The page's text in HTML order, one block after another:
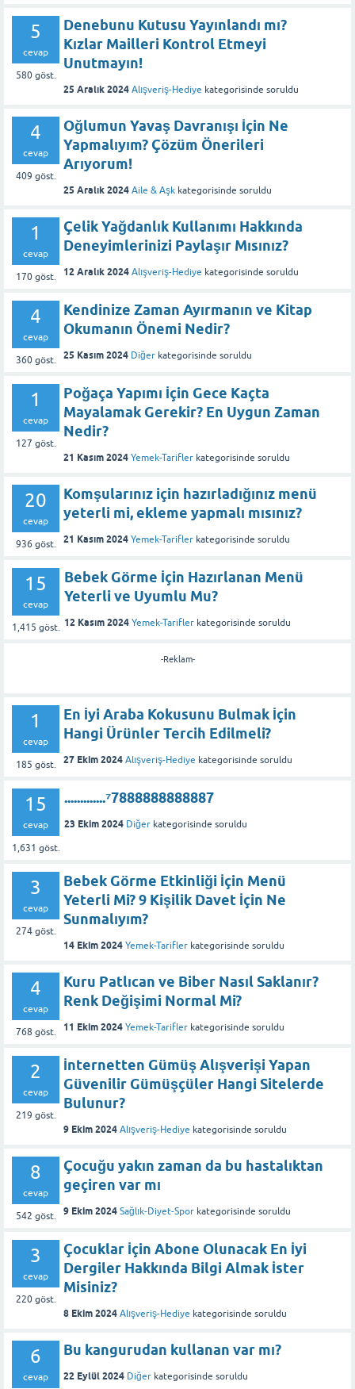
5
cevap
580göst.
Denebunu Kutusu Yayınlandı mı?
Kızlar Mailleri Kontrol Etmeyi
Unutmayın!
25 Aralık 2024 Alışveriş-Hediye kategorisinde soruldu
4
cevap
409 göst.
Oğlumun Yavaş Davranışı İçin Ne
Yapmalıyım? Çözüm Önerileri
Arıyorum!
25 Aralık 2024 Aile & Aşk kategorisinde soruldu
1
cevap
170göst.
Çelik Yağdanlık Kullanımı Hakkında
Deneyimlerinizi Paylaşır Mısınız?
12 Aralık 2024 Alışveriş-Hediye kategorisinde soruldu
4
cevap
360göst.
Kendinize Zaman Ayırmanın ve Kitap
Okumanın Önemi Nedir?
25 Kasım 2024 Diğer kategorisinde soruldu
1
cevap
127 göst.
Poğaça Yapımı İçin Gece Kaçta
Mayalamak Gerekir? En Uygun Zaman
Nedir?
21 Kasım 2024 Yemek-Tarifler kategorisinde soruldu
20
cevap
936 göst.
Komşularınız için hazırladığınız menü
yeterli mi, ekleme yapmalı mısınız?
21 Kasım 2024 Yemek-Tarifler kategorisinde soruldu
15
cevap
1,415 göst.
Bebek Görme İçin Hazırlanan Menü
Yeterli ve Uyumlu Mu?
12 Kasım 2024 Yemek-Tarifler kategorisinde soruldu
-Reklam-
1
cevap
185 göst.
En İyi Araba Kokusunu Bulmak İçin
Hangi Ürünler Tercih Edilmeli?
27 Ekim 2024 Alışveriş-Hediye kategorisinde soruldu
15
cevap
1,631 göst.
.............⁷7888888888887
23 Ekim 2024 Diğer kategorisinde soruldu
3
cevap
274göst.
Bebek Görme Etkinliği İçin Menü
Yeterli Mi? 9 Kişilik Davet İçin Ne
Sunmalıyım?
14 Ekim 2024 Yemek-Tarifler kategorisinde soruldu
4
cevap
768 göst.
Kuru Patlıcan ve Biber Nasıl Saklanır?
Renk Değişimi Normal Mi?
11 Ekim 2024 Yemek-Tarifler kategorisinde soruldu
2
cevap
219 göst.
İnternetten Gümüş Alışverişi Yapan
Güvenilir Gümüşçüler Hangi Sitelerde
Bulunur?
9 Ekim 2024 Alışveriş-Hediye kategorisinde soruldu
8
cevap
542 göst.
Çocuğu yakın zaman da bu hastalıktan
geçiren var mı
9 Ekim 2024 Sağlık-Diyet-Spor kategorisinde soruldu
3
cevap
220göst.
Çocuklar İçin Abone Olunacak En İyi
Dergiler Hakkında Bilgi Almak İster
Misiniz?
8 Ekim 2024 Alışveriş-Hediye kategorisinde soruldu
6
cevap
Bu kangurudan kullanan var mı?
22 Eylül 2024 Diğer kategorisinde soruldu